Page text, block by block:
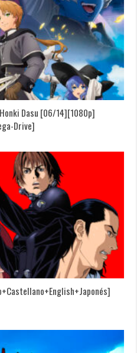
Dasu [06/14][1080p]
Drive]